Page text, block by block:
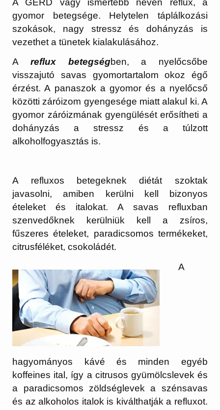
A GERD vagy ismertebb nevén reflux, a
gyomor betegsége. Helytelen táplálkozási
szokások, nagy stressz és dohányzás is
vezethet a tünetek kialakulásához.
A reflux betegségben, a nyelőcsőbe
visszajutó savas gyomortartalom okoz égő
érzést. A panaszok a gyomor és a nyelőcső
közötti záróizom gyengesége miatt alakul ki. A
gyomor záróizmának gyengülését erősítheti a
dohányzás a stressz és a túlzott
alkoholfogyasztás is.
A refluxos betegeknek diétát szoktak
javasolni, amiben kerülni kell bizonyos
ételeket és italokat. A savas refluxban
szenvedőknek kerülniük kell a zsíros,
fűszeres ételeket, paradicsomos termékeket,
citrusféléket, csokoládét.
A
hagyományos kávé és minden egyéb
koffeines ital, így a citrusos gyümölcslevek és
a paradicsomos zöldséglevek a szénsavas
és az alkoholos italok is kiválthatják a refluxot.